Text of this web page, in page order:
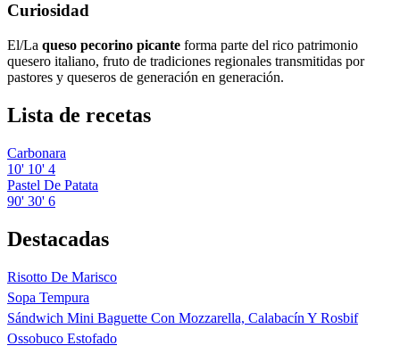
Curiosidad
El/La queso pecorino picante forma parte del rico patrimonio
quesero italiano, fruto de tradiciones regionales transmitidas por
pastores y queseros de generación en generación.
Lista de recetas
Carbonara
10' 10' 4
Pastel De Patata
90' 30' 6
Destacadas
Risotto De Marisco
Sopa Tempura
Sándwich Mini Baguette Con Mozzarella, Calabacín Y Rosbif
Ossobuco Estofado